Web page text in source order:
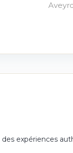
expériences